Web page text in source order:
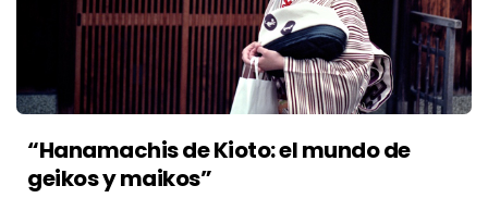
“Hanamachis de Kioto: el mundo de
geikos y maikos”